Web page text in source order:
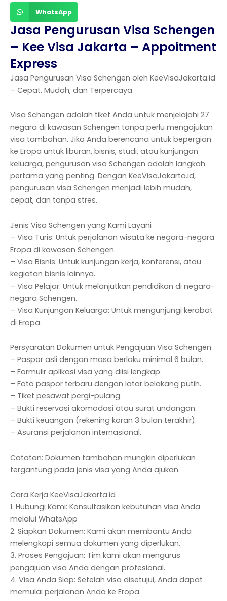
WhatsApp
Jasa Pengurusan Visa Schengen
– Kee Visa Jakarta – Appoitment
Express
Jasa Pengurusan Visa Schengen oleh KeeVisaJakarta.id
– Cepat, Mudah, dan Terpercaya
Visa Schengen adalah tiket Anda untuk menjelajahi 27
negara di kawasan Schengen tanpa perlu mengajukan
visa tambahan. Jika Anda berencana untuk bepergian
ke Eropa untuk liburan, bisnis, studi, atau kunjungan
keluarga, pengurusan visa Schengen adalah langkah
pertama yang penting. Dengan KeeVisaJakarta.id,
pengurusan visa Schengen menjadi lebih mudah,
cepat, dan tanpa stres.
Jenis Visa Schengen yang Kami Layani
– Visa Turis: Untuk perjalanan wisata ke negara-negara
Eropa di kawasan Schengen.
– Visa Bisnis: Untuk kunjungan kerja, konferensi, atau
kegiatan bisnis lainnya.
– Visa Pelajar: Untuk melanjutkan pendidikan di negara-
negara Schengen.
– Visa Kunjungan Keluarga: Untuk mengunjungi kerabat
di Eropa.
Persyaratan Dokumen untuk Pengajuan Visa Schengen
– Paspor asli dengan masa berlaku minimal 6 bulan.
– Formulir aplikasi visa yang diisi lengkap.
– Foto paspor terbaru dengan latar belakang putih.
– Tiket pesawat pergi-pulang.
– Bukti reservasi akomodasi atau surat undangan.
– Bukti keuangan (rekening koran 3 bulan terakhir).
– Asuransi perjalanan internasional.
Catatan: Dokumen tambahan mungkin diperlukan
tergantung pada jenis visa yang Anda ajukan.
Cara Kerja KeeVisaJakarta.id
1. Hubungi Kami: Konsultasikan kebutuhan visa Anda
melalui WhatsApp
2. Siapkan Dokumen: Kami akan membantu Anda
melengkapi semua dokumen yang diperlukan.
3. Proses Pengajuan: Tim kami akan mengurus
pengajuan visa Anda dengan profesional.
4. Visa Anda Siap: Setelah visa disetujui, Anda dapat
memulai perjalanan Anda ke Eropa.